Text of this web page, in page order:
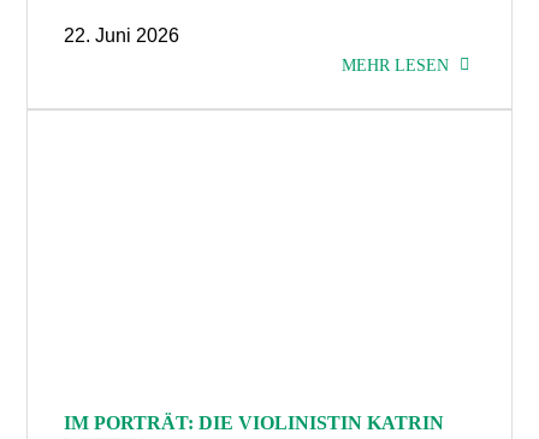
22. Juni 2026
MEHR LESEN
IM PORTRÄT: DIE VIOLINISTIN KATRIN